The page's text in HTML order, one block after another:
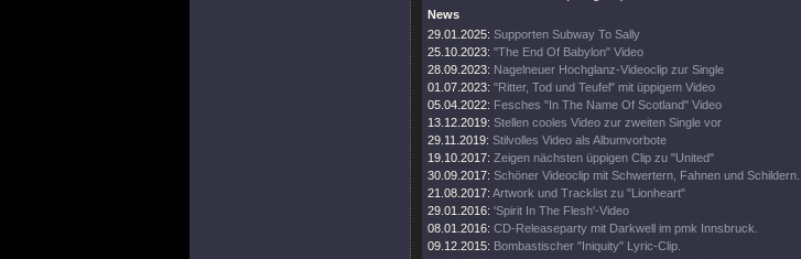
News
29.01.2025: Supporten Subway To Sally
25.10.2023: "The End Of Babylon" Video
28.09.2023: Nagelneuer Hochglanz-Videoclip zur Single
01.07.2023: "Ritter, Tod und Teufel" mit üppigem Video
05.04.2022: Fesches "In The Name Of Scotland" Video
13.12.2019: Stellen cooles Video zur zweiten Single vor
29.11.2019: Stilvolles Video als Albumvorbote
19.10.2017: Zeigen nächsten üppigen Clip zu "United"
30.09.2017: Schöner Videoclip mit Schwertern, Fahnen und Schildern...
21.08.2017: Artwork und Tracklist zu "Lionheart"
29.01.2016: 'Spirit In The Flesh'-Video
08.01.2016: CD-Releaseparty mit Darkwell im pmk Innsbruck.
09.12.2015: Bombastischer "Iniquity" Lyric-Clip.